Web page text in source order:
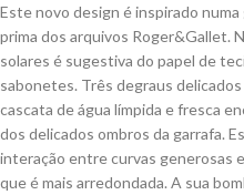
Este novo design é inspirado
prima dos arquivos Roger&Gallet.
solares é sugestiva do papel de
sabonetes. Três degraus
cascata de água límpida e fresca
dos delicados ombros da garrafa.
interação entre curvas generosas
que é mais arredondada. A sua